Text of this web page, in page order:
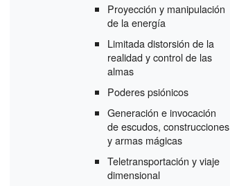
Proyección y manipulación
de la energía
Limitada distorsión de la
realidad y control de las
almas
Poderes psiónicos
Generación e invocación
de escudos, construcciones
y armas mágicas
Teletransportación y viaje
dimensional